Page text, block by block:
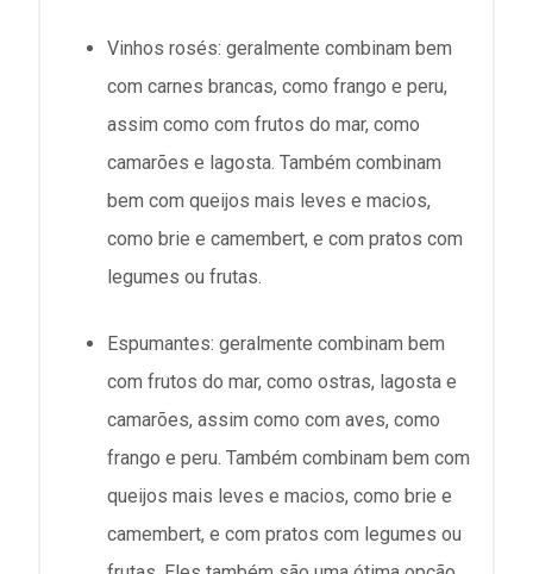
Vinhos rosés: geralmente combinam bem
com carnes brancas, como frango e peru,
assim como com frutos do mar, como
camarões e lagosta. Também combinam
bem com queijos mais leves e macios,
como brie e camembert, e com pratos com
legumes ou frutas.
Espumantes: geralmente combinam bem
com frutos do mar, como ostras, lagosta e
camarões, assim como com aves, como
frango e peru. Também combinam bem com
queijos mais leves e macios, como brie e
camembert, e com pratos com legumes ou